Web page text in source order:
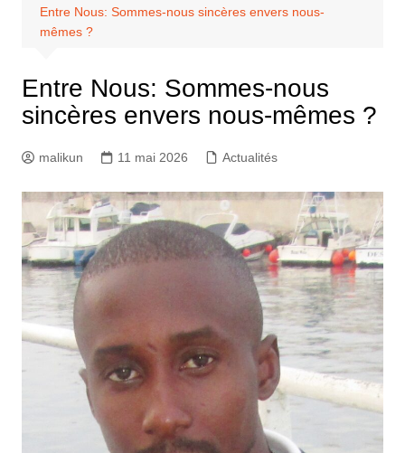
Entre Nous: Sommes-nous sincères envers nous-
mêmes ?
Entre Nous: Sommes-nous
sincères envers nous-mêmes ?
malikun 11 mai 2026 Actualités